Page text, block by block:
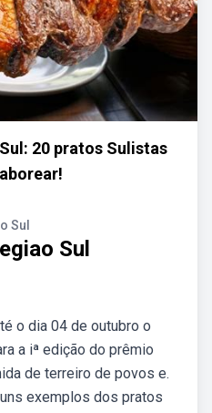
20 pratos Sulistas
Sul
Sul
o dia 04 de outubro o
a iª edição do prêmio
de terreiro de povos e.
exemplos dos pratos